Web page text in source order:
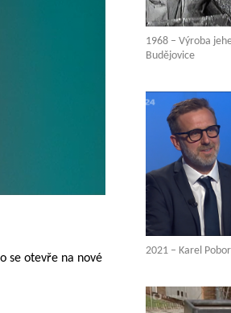
se otevře na nové
1968 – Výroba
Budějovice
2021 – Karel